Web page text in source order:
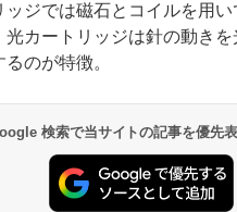
ッジでは磁石とコイルを用
光カートリッジは針の動き
のが特徴。
検索で当サイトの記事を優先